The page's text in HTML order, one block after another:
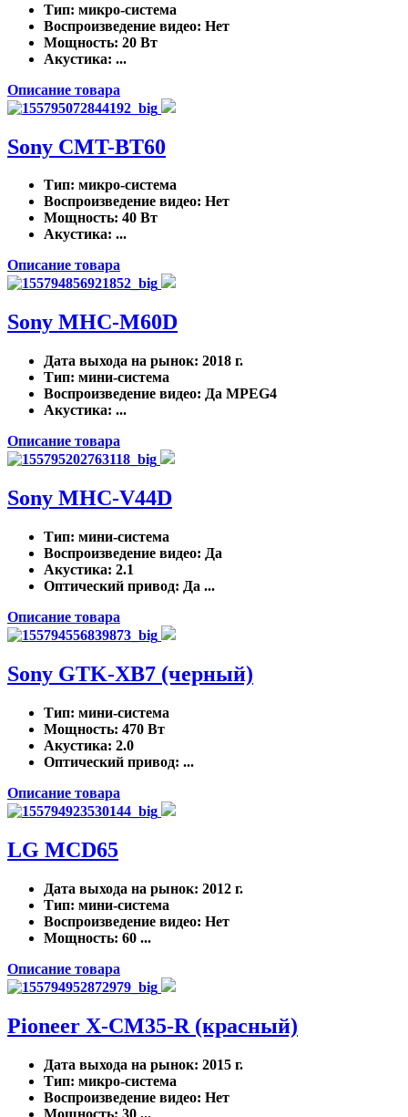
Тип: микро-система
Воспроизведение видео: Нет
Мощность: 20 Вт
Акустика: ...
Описание товара
Sony CMT-BT60
Тип: микро-система
Воспроизведение видео: Нет
Мощность: 40 Вт
Акустика: ...
Описание товара
Sony MHC-M60D
Дата выхода на рынок: 2018 г.
Тип: мини-система
Воспроизведение видео: Да MPEG4
Акустика: ...
Описание товара
Sony MHC-V44D
Тип: мини-система
Воспроизведение видео: Да
Акустика: 2.1
Оптический привод: Да ...
Описание товара
Sony GTK-XB7 (черный)
Тип: мини-система
Мощность: 470 Вт
Акустика: 2.0
Оптический привод: ...
Описание товара
LG MCD65
Дата выхода на рынок: 2012 г.
Тип: мини-система
Воспроизведение видео: Нет
Мощность: 60 ...
Описание товара
Pioneer X-CM35-R (красный)
Дата выхода на рынок: 2015 г.
Тип: микро-система
Воспроизведение видео: Нет
Мощность: 30 ...